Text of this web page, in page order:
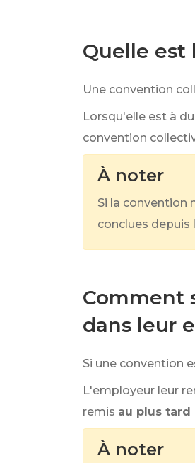
Quelle est
Une convention
Lorsqu'elle est à
convention
À noter
Si la convention
conclues depuis
Comment
dans leur
Si une convention
L'employeur leur
remis au plus tard
À noter